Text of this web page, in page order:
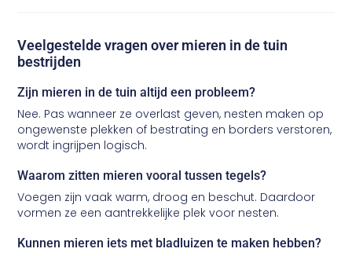
Veelgestelde vragen over mieren in de tuin
bestrijden
Zijn mieren in de tuin altijd een probleem?
Nee. Pas wanneer ze overlast geven, nesten maken op
ongewenste plekken of bestrating en borders verstoren,
wordt ingrijpen logisch.
Waarom zitten mieren vooral tussen tegels?
Voegen zijn vaak warm, droog en beschut. Daardoor
vormen ze een aantrekkelijke plek voor nesten.
Kunnen mieren iets met bladluizen te maken hebben?